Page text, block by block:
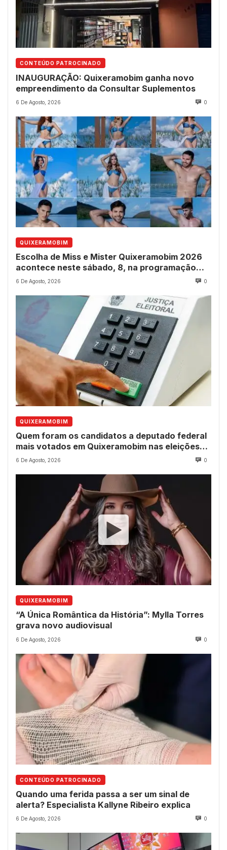
CONTEÚDO PATROCINADO
INAUGURAÇÃO: Quixeramobim ganha novo
empreendimento da Consultar Suplementos
6 De Agosto, 2026 0
QUIXERAMOBIM
Escolha de Miss e Mister Quixeramobim 2026
acontece neste sábado, 8, na programação
dos 237 anos do município
6 De Agosto, 2026 0
QUIXERAMOBIM
Quem foram os candidatos a deputado federal
mais votados em Quixeramobim nas eleições
de 2022?
6 De Agosto, 2026 0
QUIXERAMOBIM
“A Única Romântica da História”: Mylla Torres
grava novo audiovisual
6 De Agosto, 2026 0
CONTEÚDO PATROCINADO
Quando uma ferida passa a ser um sinal de
alerta? Especialista Kallyne Ribeiro explica
6 De Agosto, 2026 0